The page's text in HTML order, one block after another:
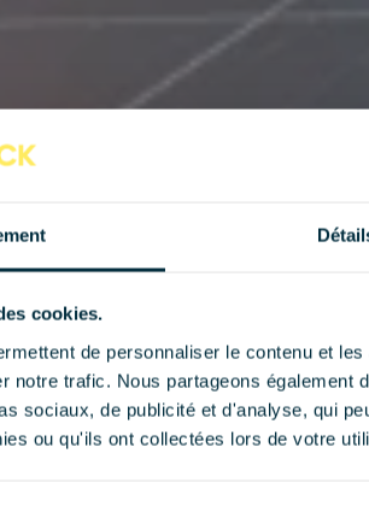
cookies.
de personnaliser le contenu et
notre trafic. Nous partageons également
sociaux, de publicité et d'analyse, qui
ou qu'ils ont collectées lors de votre